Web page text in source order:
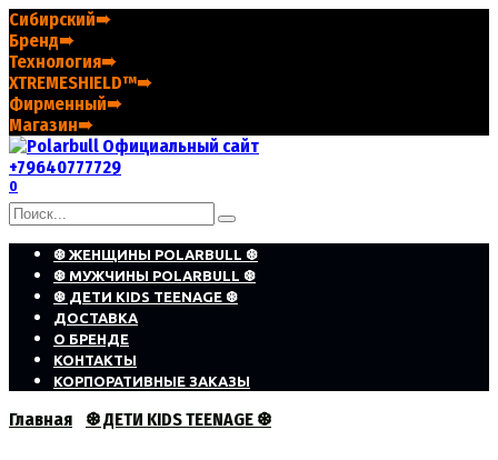
Перейти
к
содержанию
Сибирский➠
Бренд➠
Технология➠
XTREMESHIELD™➠
Фирменный➠
Магазин➠
+79640777729
0
Search
❆ ЖЕНЩИНЫ POLARBULL ❆
❆ МУЖЧИНЫ POLARBULL ❆
❆ ДЕТИ KIDS TEENAGE ❆
ДОСТАВКА
О БРЕНДЕ
КОНТАКТЫ
КОРПОРАТИВНЫЕ ЗАКАЗЫ
Главная ❆ ДЕТИ KIDS TEENAGE ❆